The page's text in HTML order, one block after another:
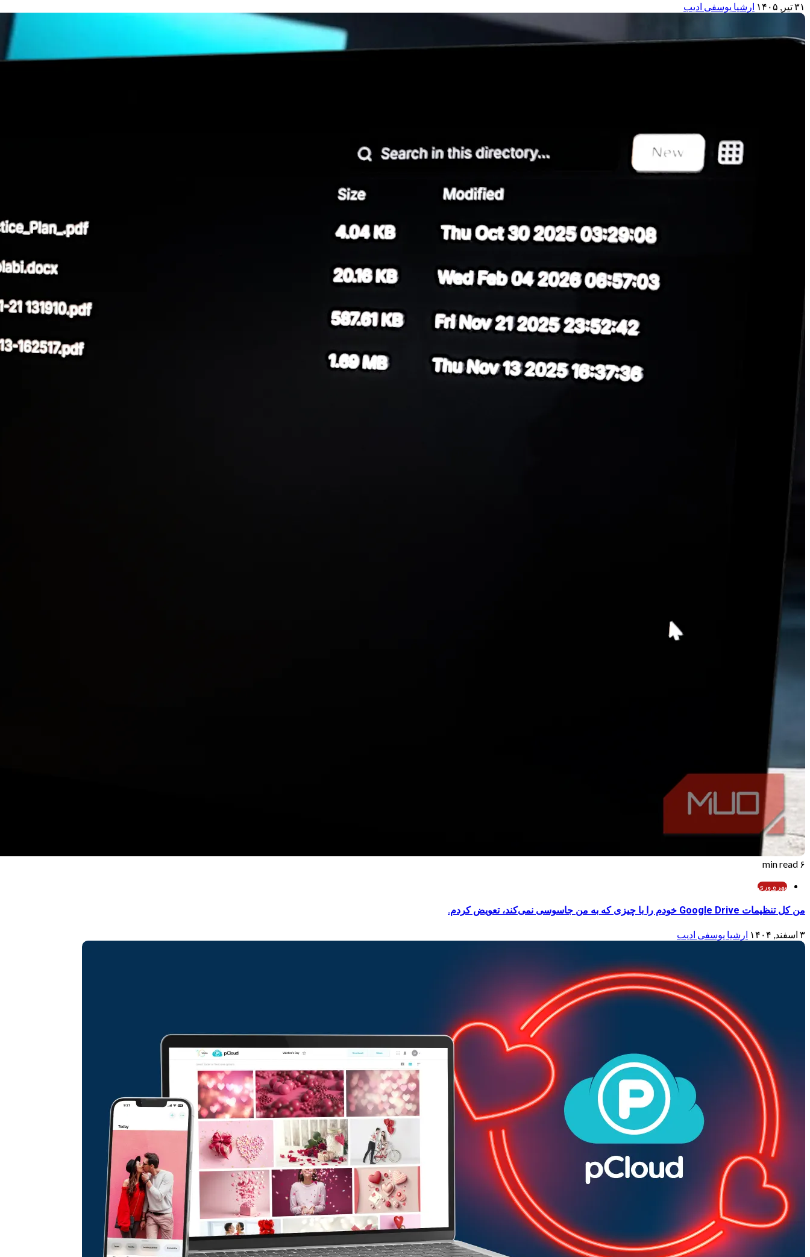
۳۱ تیر, ۱۴۰۵ ارشیا یوسفی ادیب
۶ min read
بهره وری
من کل تنظیمات Google Drive خودم را با چیزی که به من جاسوسی نمی‌کند، تعویض کردم.
۳ اسفند, ۱۴۰۴ ارشیا یوسفی ادیب